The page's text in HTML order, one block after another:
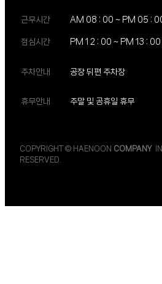
근무시간
점심시간
AM 08 : 00 ~ PM 05 :
PM 1 2 : 00 ~ PM 13 : 00
주차안내 공장 뒤편 주차장
휴무안내 주말 및 공휴일 휴무
COPYRIGHT © HAENOON COMPANY
RESERVED.